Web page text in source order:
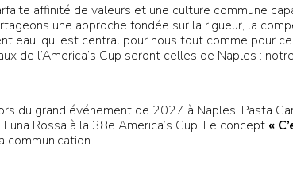
affinité de valeurs et une culture commune
une approche fondée sur la rigueur, la
eau, qui est central pour nous tout comme pour
de l’America’s Cup seront celles de Naples :
du grand événement de 2027 à Naples, Pasta
Rossa à la 38e America’s Cup. Le concept «
communication.